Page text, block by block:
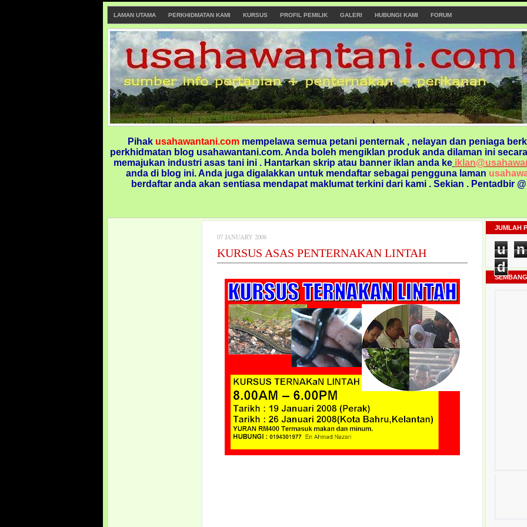
LAMAN UTAMA PERKHIDMATAN KAMI KURSUS PROFIL PEMILIK GALERI HUBUNGI KAMI FORUM
Pihak usahawantani.com mempelawa semua petani penternak , nelayan dan peniaga
perkhidmatan blog usahawantani.com. Anda boleh mengiklan produk anda dilaman ini
memajukan industri asas tani ini . Hantarkan skrip atau banner iklan anda ke
anda di blog ini.Anda juga digalakkan untuk mendaftar sebagai pengguna laman
berdaftar anda akan sentiasa mendapat maklumat terkini dari kami . Sekian . Pentadbir
07 JANUARY 2008
KURSUS ASAS PENTERNAKAN LINTAH
JUMLAH
u
n
d